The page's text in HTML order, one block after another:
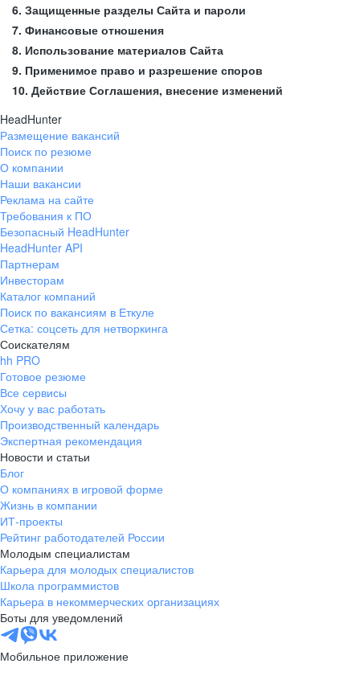
6. Защищенные разделы Сайта и пароли
7. Финансовые отношения
8. Использование материалов Сайта
9. Применимое право и разрешение споров
10. Действие Соглашения, внесение изменений
HeadHunter
Размещение вакансий
Поиск по резюме
О компании
Наши вакансии
Реклама на сайте
Требования к ПО
Безопасный HeadHunter
HeadHunter API
Партнерам
Инвесторам
Каталог компаний
Поиск по вакансиям в Еткуле
Сетка: соцсеть для нетворкинга
Соискателям
hh PRO
Готовое резюме
Все сервисы
Хочу у вас работать
Производственный календарь
Экспертная рекомендация
Новости и статьи
Блог
О компаниях в игровой форме
Жизнь в компании
ИТ-проекты
Рейтинг работодателей России
Молодым специалистам
Карьера для молодых специалистов
Школа программистов
Карьера в некоммерческих организациях
Боты для уведомлений
Мобильное приложение